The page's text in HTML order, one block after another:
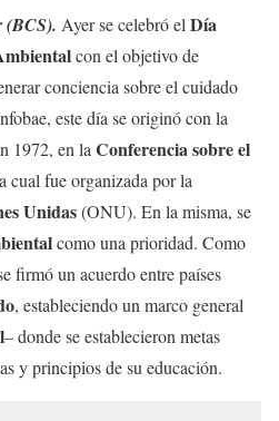
(BCS). Ayer se celebró elDía
con el objetivo de
conciencia sobre el cuidado
este día se originó con la
1972, en laConferencia sobre el
cual fue organizada por la
Unidas(ONU). En la misma, se
como una prioridad. Como
firmó un acuerdo entre países
, estableciendo un marco general
– donde se establecieron metas
y principios de su educación.